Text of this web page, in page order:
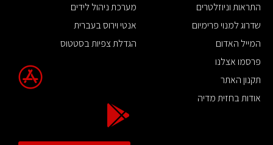
התראות וניוזלטרים
שדרוג למנוי פרימיום
המייל האדום
פרסמו אצלנו
תקנון האתר
אודות בחזית מדיה
מערכת ניהול לידים
אנטי וירוס בעברית
הגדלת צפיות בסטטוס